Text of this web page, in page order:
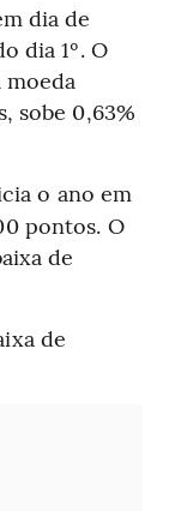
dia de
dia 1º. O
sobe 0,63%
o ano em
pontos. O
de
de